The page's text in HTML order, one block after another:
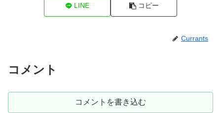
LINE コピー
Currants
コメント
コメントを書き込む